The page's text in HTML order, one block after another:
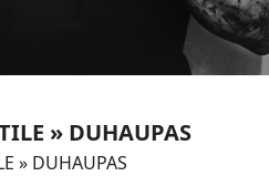
» DUHAUPAS
» DUHAUPAS